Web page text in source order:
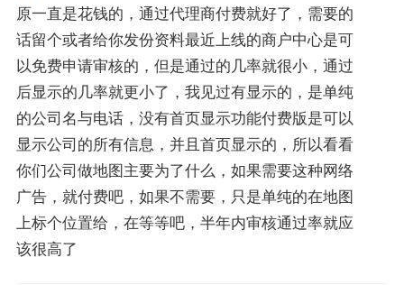
原一直是花钱的，通过代理商付费就好了，需要的
话留个或者给你发份资料最近上线的商户中心是可
以免费申请审核的，但是通过的几率就很小，通过
后显示的几率就更小了，我见过有显示的，是单纯
的公司名与电话，没有首页显示功能付费版是可以
显示公司的所有信息，并且首页显示的，所以看看
你们公司做地图主要为了什么，如果需要这种网络
广告，就付费吧，如果不需要，只是单纯的在地图
上标个位置给，在等等吧，半年内审核通过率就应
该很高了